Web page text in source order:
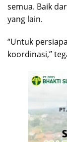
semua. Baik
yang lain.
“Untuk
koordinasi,”